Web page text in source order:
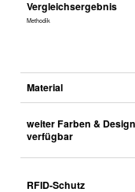
Vergleichsergebnis
Methodik
Material
weiter Farben &
verfügbar
RFID-Schutz